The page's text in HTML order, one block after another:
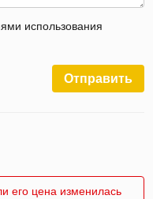
использования
Отправить
его цена изменилась